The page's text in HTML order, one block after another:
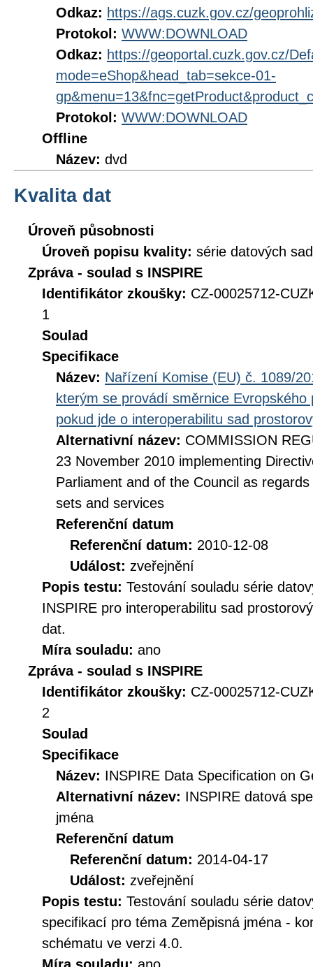
Odkaz: https://ags.cuzk.gov.cz/
Protokol: WWW:DOWNLOAD
Odkaz: https://geoportal.cuzk.gov.cz/
mode=eShop&head_tab=sekce-01-
Protokol: WWW:DOWNLOAD
Offline
Název: dvd
Kvalita dat
Úroveň působnosti
Úroveň popisu kvality: série datových sad
Zpráva - soulad s INSPIRE
Identifikátor zkoušky: CZ-00025712-
1
Soulad
Specifikace
Název: Nařízení Komise (EU) č. 1089/
kterým se provádí směrnice
pokud jde o interoperabilitu sad
Alternativní název: COMMISSION
23 November 2010 implementing
Parliament and of the Council as
sets and services
Referenční datum
Referenční datum: 2010-12-08
Událost: zveřejnění
Popis testu: Testování souladu série
INSPIRE pro interoperabilitu sad
dat.
Míra souladu: ano
Zpráva - soulad s INSPIRE
Identifikátor zkoušky: CZ-00025712-
2
Soulad
Specifikace
Název: INSPIRE Data Specification on
Alternativní název: INSPIRE datová
jména
Referenční datum
Referenční datum: 2014-04-17
Událost: zveřejnění
Popis testu: Testování souladu série
specifikací pro téma Zeměpisná jména -
schématu ve verzi 4.0.